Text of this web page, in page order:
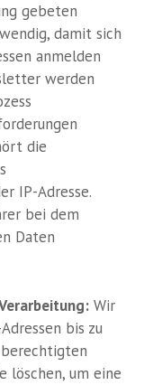
gebeten
damit sich
anmelden
werden
die
IP-Adresse.
bei dem
Daten
Wir
bis zu
berechtigten
löschen, um eine